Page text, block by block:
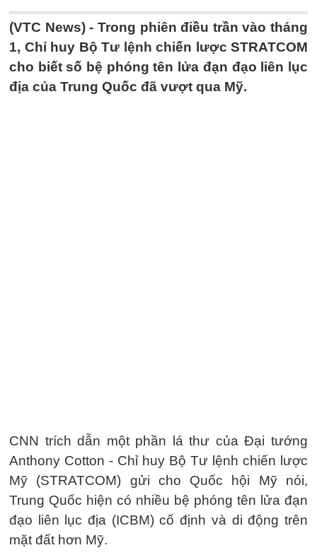
(VTC News) - Trong phiên điều trần vào tháng
1, Chỉ huy Bộ Tư lệnh chiến lược STRATCOM
cho biết số bệ phóng tên lửa đạn đạo liên lục
địa của Trung Quốc đã vượt qua Mỹ.
CNN trích dẫn một phần lá thư của Đại tướng
Anthony Cotton - Chỉ huy Bộ Tư lệnh chiến lược
Mỹ (STRATCOM) gửi cho Quốc hội Mỹ nói,
Trung Quốc hiện có nhiều bệ phóng tên lửa đạn
đạo liên lục địa (ICBM) cố định và di động trên
mặt đất hơn Mỹ.